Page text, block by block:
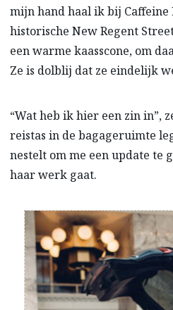
mijn hand haal ik bij
historische New Regent
een warme kaasscone, om
Ze is dolblij dat ze eindelijk
“Wat heb ik hier een zin in”,
reistas in de bagageruimte
nestelt om me een update te
haar werk gaat.